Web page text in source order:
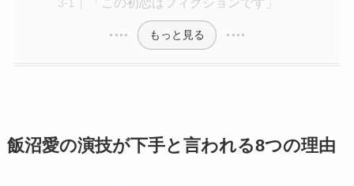
もっと見る
飯沼愛の演技が下手と言われる8つの理由